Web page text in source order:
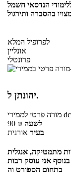
לפרופיל המלא
אונליין
פרונטלי
יהונתן ל.
מורה פרטי לממירי dc
90 ₪ לשעה
בעיר אורנית
אני מורה פרטי. סיימתי 5 יחידות מתמטיקה, אנגלית
בנוסף אני עוסק רבות
בתחום הספורט וה